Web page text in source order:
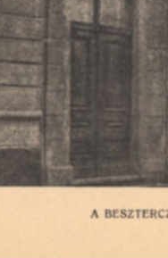
späté s Dominikom